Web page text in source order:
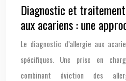
Diagnostic et
aux acariens : une
Le diagnostic d’allergie aux
spécifiques. Une prise en
combinant éviction des